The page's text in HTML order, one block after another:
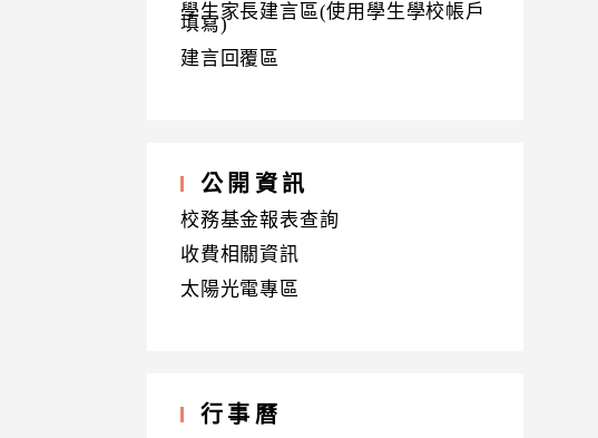
學生家長建言區(使用學生學校帳戶
填寫)
建言回覆區
公開資訊
校務基金報表查詢
收費相關資訊
太陽光電專區
行事曆